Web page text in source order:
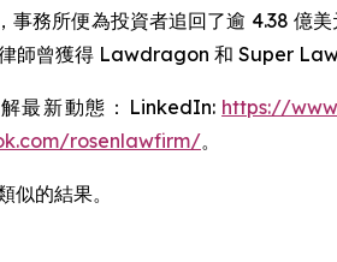
事務所便為投資者追回了逾 4.38
師曾獲得 Lawdragon 和 Super
最新動態：LinkedIn: https://
rosenlawfirm/。
似的結果。